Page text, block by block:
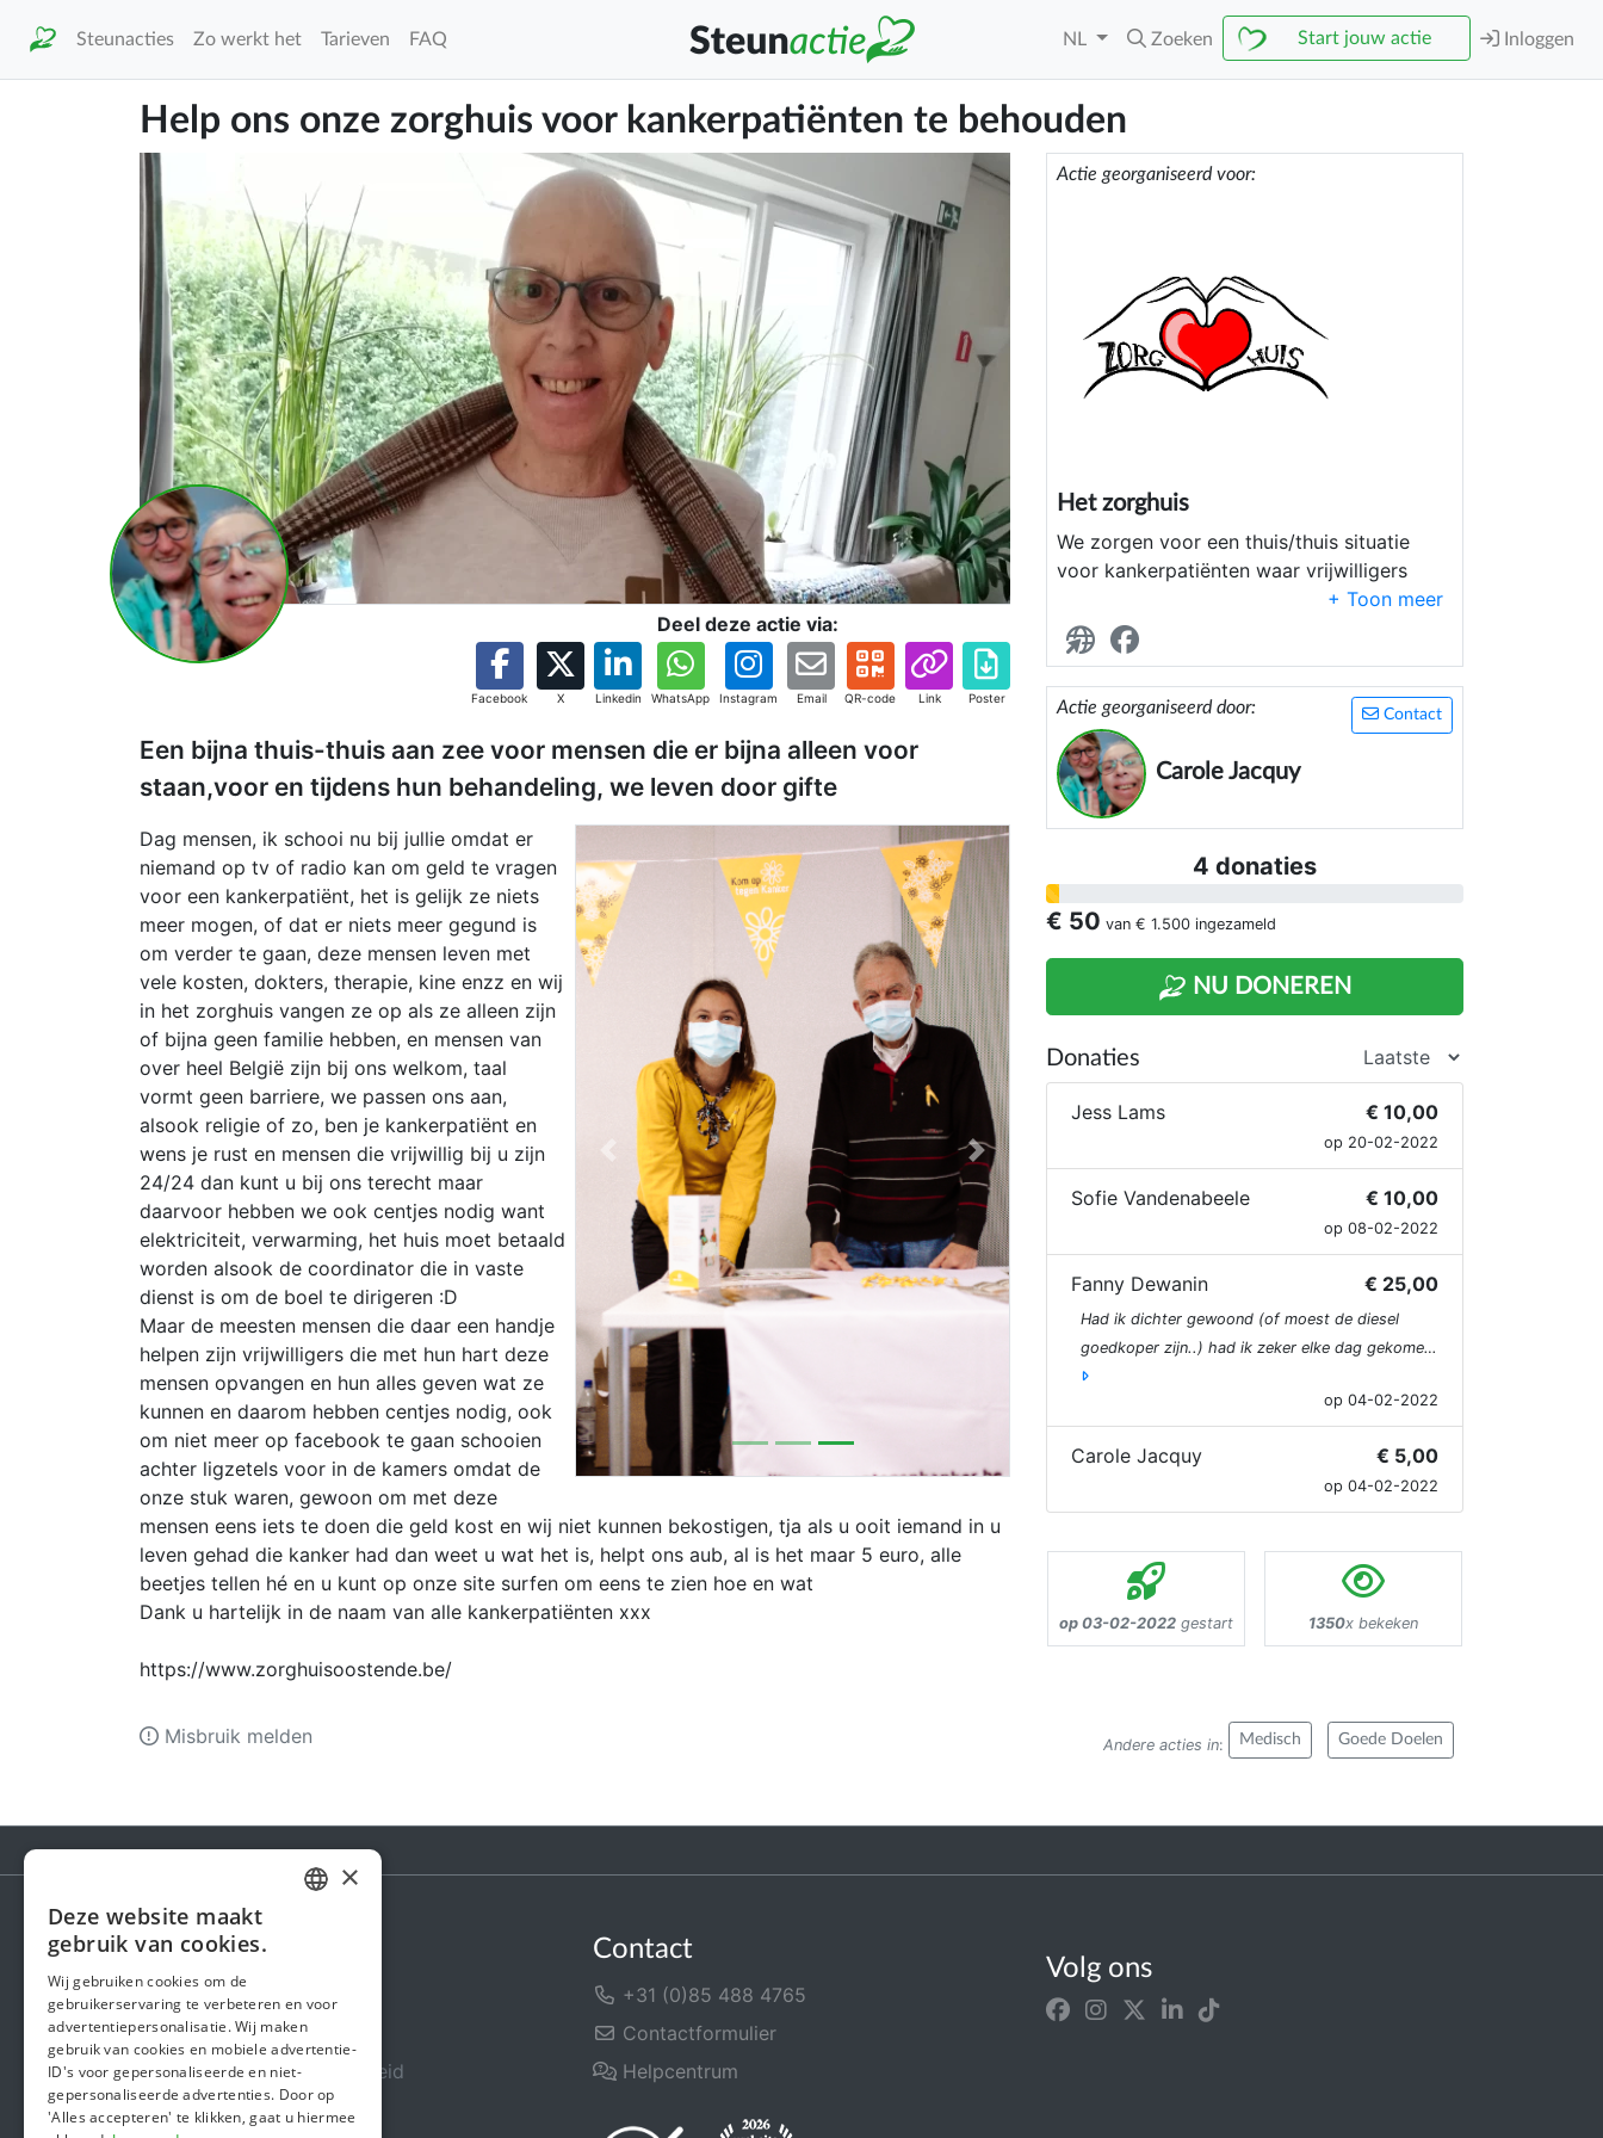
Steunacties Zo werkt het Tarieven FAQ NL Zoeken Start jouw actie Inloggen
Help ons onze zorghuis voor kankerpatiënten te behouden
Deel deze actie via:
Facebook X Linkedin WhatsApp Instagram Email QR-code Link Poster
Een bijna thuis-thuis aan zee voor mensen die er bijna alleen voor
staan,voor en tijdens hun behandeling, we leven door gifte
Previous Next
Dag mensen, ik schooi nu bij jullie omdat er
niemand op tv of radio kan om geld te vragen
voor een kankerpatiënt, het is gelijk ze niets
meer mogen, of dat er niets meer gegund is
om verder te gaan, deze mensen leven met
vele kosten, dokters, therapie, kine enzz en wij
in het zorghuis vangen ze op als ze alleen zijn
of bijna geen familie hebben, en mensen van
over heel België zijn bij ons welkom, taal
vormt geen barriere, we passen ons aan,
alsook religie of zo, ben je kankerpatiënt en
wens je rust en mensen die vrijwillig bij u zijn
24/24 dan kunt u bij ons terecht maar
daarvoor hebben we ook centjes nodig want
elektriciteit, verwarming, het huis moet betaald
worden alsook de coordinator die in vaste
dienst is om de boel te dirigeren :D
Maar de meesten mensen die daar een handje
helpen zijn vrijwilligers die met hun hart deze
mensen opvangen en hun alles geven wat ze
kunnen en daarom hebben centjes nodig, ook
om niet meer op facebook te gaan schooien
achter ligzetels voor in de kamers omdat de
onze stuk waren, gewoon om met deze
mensen eens iets te doen die geld kost en wij niet kunnen bekostigen, tja als u ooit iemand in u
leven gehad die kanker had dan weet u wat het is, helpt ons aub, al is het maar 5 euro, alle
beetjes tellen hé en u kunt op onze site surfen om eens te zien hoe en wat
Dank u hartelijk in de naam van alle kankerpatiënten xxx
https://www.zorghuisoostende.be/
Actie georganiseerd voor:
Het zorghuis
We zorgen voor een thuis/thuis situatie
voor kankerpatiënten waar vrijwilligers
24/24 en 7/7 aanwezig zijn om die
mensen te helpen en te steunen
Contact
Actie georganiseerd door:
Carole Jacquy
4 donaties
€ 50 van € 1.500 ingezameld
NU DONEREN
Donaties
Jess Lams € 10,00
op 20-02-2022
Sofie Vandenabeele € 10,00
op 08-02-2022
Fanny Dewanin € 25,00
Had ik dichter gewoond (of moest de diesel
goedkoper zijn..) had ik zeker elke dag gekome…
op 04-02-2022
Carole Jacquy € 5,00
op 04-02-2022
op 03-02-2022 gestart 1350x bekeken
Andere acties in: Medisch Goede Doelen
Misbruik melden
Steunactie
Over ons
In de media
Veiligheid & Betrouwbaarheid
Algemene voorwaarden
Contact
+31 (0)85 488 4765
Contactformulier
Helpcentrum
Volg ons
ENGLISH
×
Deze website maakt
gebruik van cookies.
Wij gebruiken cookies om de
gebruikerservaring te verbeteren en voor
advertentiepersonalisatie. Wij maken
gebruik van cookies en mobiele advertentie-
ID's voor gepersonaliseerde en niet-
gepersonaliseerde advertenties. Door op
'Alles accepteren' te klikken, gaat u hiermee